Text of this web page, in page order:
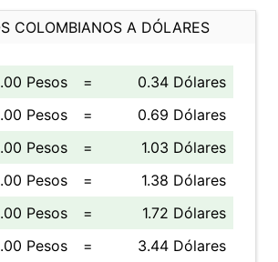
COLOMBIANOS A DÓLARES
Pesos =
0.34 Dólares
Pesos
=
0.69 Dólares
Pesos
=
1.03 Dólares
Pesos
=
1.38 Dólares
Pesos
=
1.72 Dólares
Pesos
=
3.44 Dólares